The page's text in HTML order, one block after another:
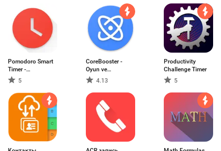
Pomodoro Smart
Timer -
Приложение
Pomodoro Timer
5
CoreBooster -
Oyun ve
Uygulama
Hızlandırıcı
4.13
Productivity
Challenge Timer
5